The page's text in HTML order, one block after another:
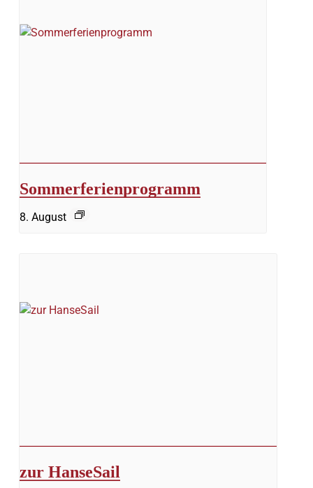
Sommerferienprogramm
8. August
zur HanseSail